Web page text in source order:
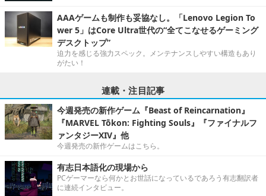
AAAゲームも制作も妥協なし。「Lenovo Legion To
wer 5」はCore Ultra世代の“全てこなせるゲーミング
デスクトップ”
迫力を感じる強力スペック。メンテナンスしやすい構造もあり
がたい！
連載・注目記事
今週発売の新作ゲーム『Beast of Reincarnation』
『MARVEL Tōkon: Fighting Souls』『ファイナルフ
ァンタジーXIV』他
今週発売の新作ゲームはこちら。
有志日本語化の現場から
PCゲーマーなら何かとお世話になっているであろう有志翻訳者
に連続インタビュー。